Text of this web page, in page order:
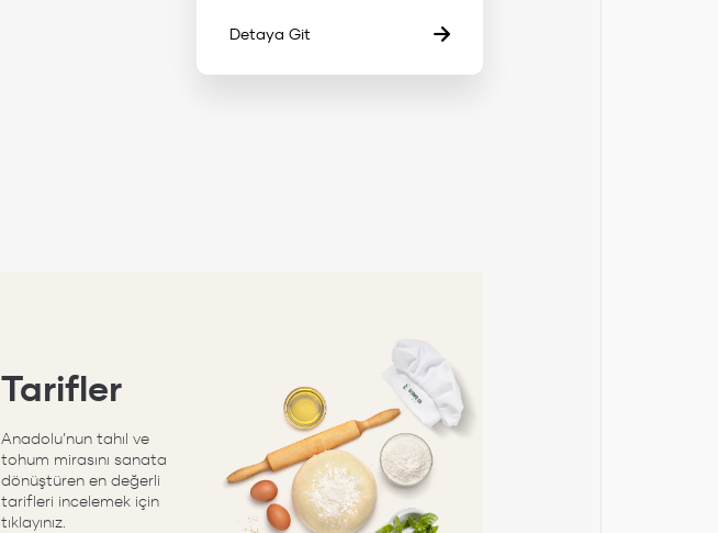
Detaya Git
Tarifler
Anadolu’nun tahıl ve
tohum mirasını sanata
dönüştüren en değerli
tarifleri incelemek için
tıklayınız.